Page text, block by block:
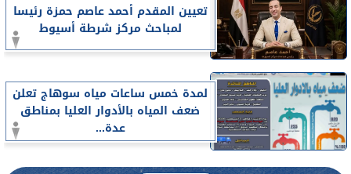
تعيين المقدم أحمد عاصم حمزة رئيسا
لمباحث مركز شرطة أسيوط
لمدة خمس ساعات مياه سوهاج تعلن
ضعف المياه بالأدوار العليا بمناطق
عدة...